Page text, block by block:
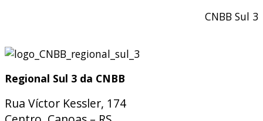
CNBB Sul 3
Regional Sul 3 da CNBB
Rua Víctor Kessler, 174